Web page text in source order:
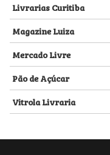
Livrarias Curitiba
Magazine Luiza
Mercado Livre
Pão de Açúcar
Vitrola Livraria